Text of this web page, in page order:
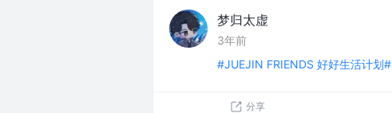
梦归太虚
3年前
#JUEJIN FRIENDS 好好生活计划#
分享